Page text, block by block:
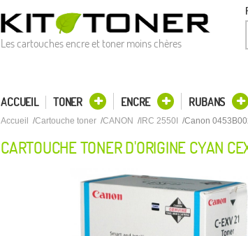
Les cartouches encre et toner moins chères
ACCUEIL TONER ENCRE RUBANS
Accueil Cartouche toner CANON IRC 2550I Canon
CARTOUCHE TONER D'ORIGINE CYAN